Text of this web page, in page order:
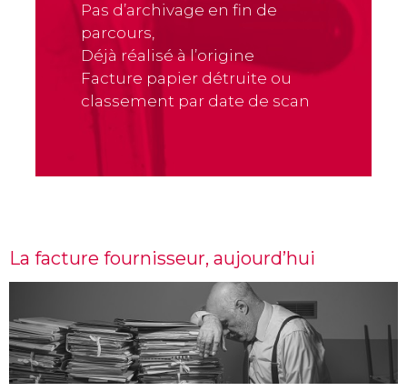
Pas d’archivage en fin de
parcours,
Déjà réalisé à l’origine
Facture papier détruite ou
classement par date de scan
La facture fournisseur, aujourd’hui